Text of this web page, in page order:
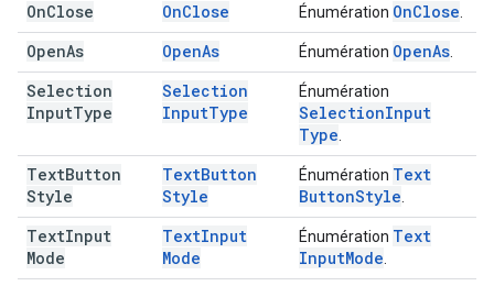
OnClose OnClose Énumération OnClose
OpenAs OpenAs Énumération OpenAs
Selection
InputType
Selection
InputType
Énumération
SelectionInput
Type
TextButton
Style
TextButton
Style
Énumération Text
ButtonStyle
TextInput
Mode
TextInput
Mode
Énumération Text
InputMode